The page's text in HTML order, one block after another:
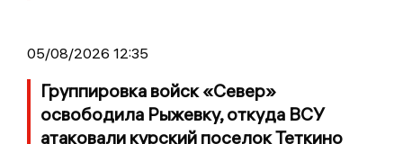
05/08/2026 12:35
Группировка войск «Север»
освободила Рыжевку, откуда ВСУ
атаковали курский поселок Теткино